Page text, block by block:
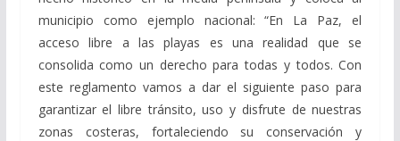
municipio como ejemplo nacional: “En La Paz, el
acceso libre a las playas es una realidad que se
consolida como un derecho para todas y todos. Con
este reglamento vamos a dar el siguiente paso para
garantizar el libre tránsito, uso y disfrute de nuestras
zonas costeras, fortaleciendo su conservación y